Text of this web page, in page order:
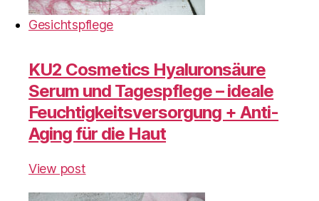
Gesichtspflege
KU2 Cosmetics Hyaluronsäure
Serum und Tagespflege – ideale
Feuchtigkeitsversorgung + Anti-
Aging für die Haut
View post